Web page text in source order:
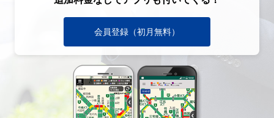
会員登録（初月無料）